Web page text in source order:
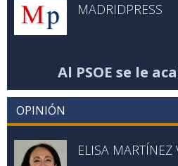
MADRIDPRESS
Al PSOE se le
OPINIÓN
ELISA MARTÍNEZ